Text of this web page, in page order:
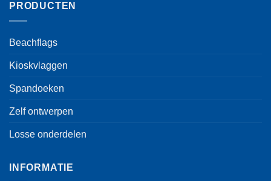
Deze
PRODUCTEN
Beachflags
Kioskvlaggen
Spandoeken
Zelf ontwerpen
Losse onderdelen
INFORMATIE